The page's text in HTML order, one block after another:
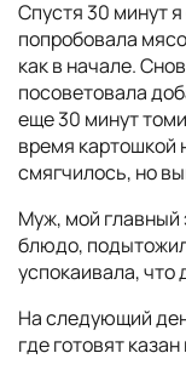
Спустя 30 минут
попробовала
как в начале.
посоветовала
еще 30 минут
время картошкой
смягчилось, но
Муж, мой главный
блюдо,
успокаивала, что
На следующий
где готовят казан